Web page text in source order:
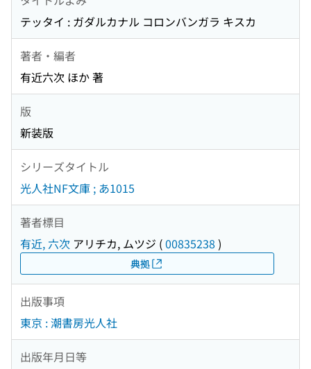
テッタイ : ガダルカナル コロンバンガラ キスカ
著者・編者
有近六次 ほか 著
版
新装版
シリーズタイトル
光人社NF文庫 ; あ1015
著者標目
有近, 六次 アリチカ, ムツジ (00835238 )
典拠
出版事項
東京 : 潮書房光人社
出版年月日等